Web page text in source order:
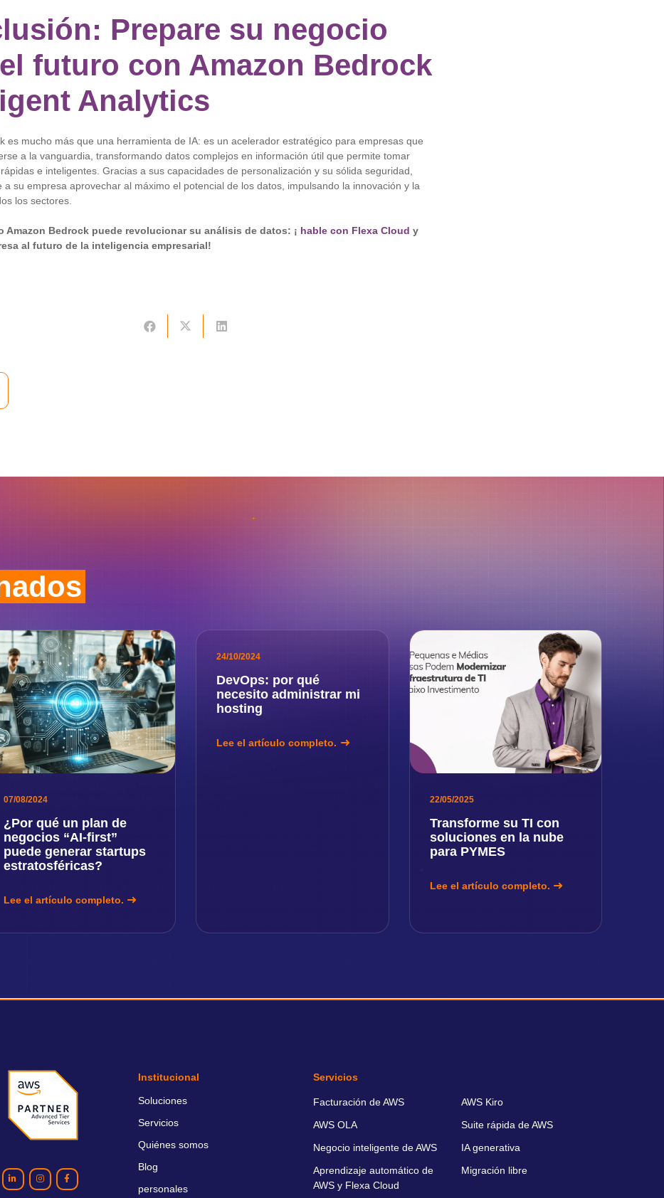
Prepare su negocio
futuro con Amazon Bedrock
Analytics
es mucho más que una herramienta de IA: es un acelerador estratégico para empresas que
a la vanguardia, transformando datos complejos en información útil que permite tomar
e inteligentes. Gracias a sus capacidades de personalización y su sólida seguridad,
a su empresa aprovechar al máximo el potencial de los datos, impulsando la innovación y la
los sectores.
Amazon Bedrock puede revolucionar su análisis de datos: ¡ hable con Flexa Cloud y
al futuro de la inteligencia empresarial!
07/08/2024
¿Por qué un plan de
negocios “AI-first”
puede generar startups
estratosféricas?
Lee el artículo completo.
24/10/2024
DevOps: por qué
necesito administrar mi
hosting
Lee el artículo completo.
22/05/2025
Transforme su TI con
soluciones en la nube
para PYMES
Lee el artículo completo.
Institucional
Soluciones
Servicios
Quiénes somos
Blog
personales
Servicios
Facturación de AWS AWS Kiro
AWS OLA Suite rápida de AWS
Negocio inteligente de AWS IA generativa
Aprendizaje automático de
AWS y Flexa Cloud
Migración libre